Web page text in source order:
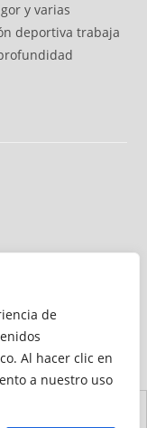
de
Al hacer clic en
a nuestro uso
y varias
deportiva trabaja